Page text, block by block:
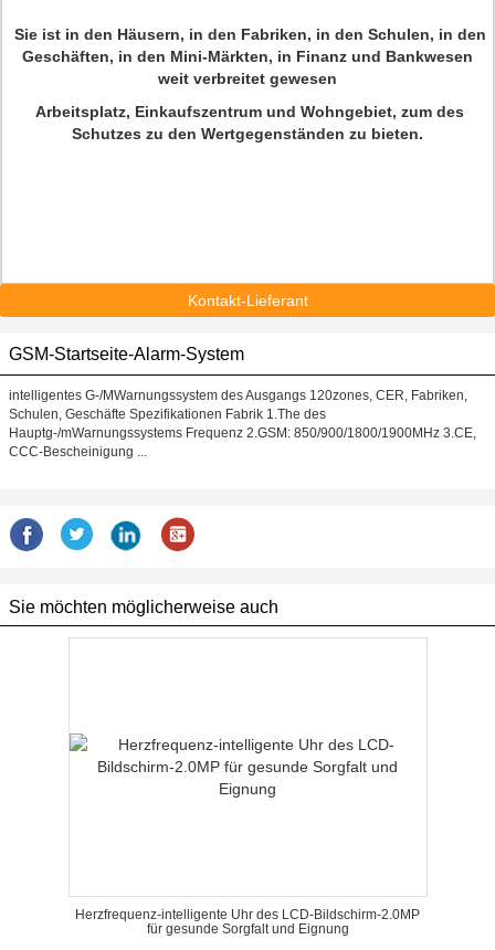
Sie ist in den Häusern, in den Fabriken, in den Schulen, in den
Geschäften, in den Mini-Märkten, in Finanz und Bankwesen
weit verbreitet gewesen
Arbeitsplatz, Einkaufszentrum und Wohngebiet, zum des
Schutzes zu den Wertgegenständen zu bieten.
Kontakt-Lieferant
GSM-Startseite-Alarm-System
intelligentes G-/MWarnungssystem des Ausgangs 120zones, CER, Fabriken,
Schulen, Geschäfte Spezifikationen Fabrik 1.The des
Hauptg-/mWarnungssystems Frequenz 2.GSM: 850/900/1800/1900MHz 3.CE,
CCC-Bescheinigung ...
Sie möchten möglicherweise auch
Herzfrequenz-intelligente Uhr des LCD-Bildschirm-2.0MP
für gesunde Sorgfalt und Eignung